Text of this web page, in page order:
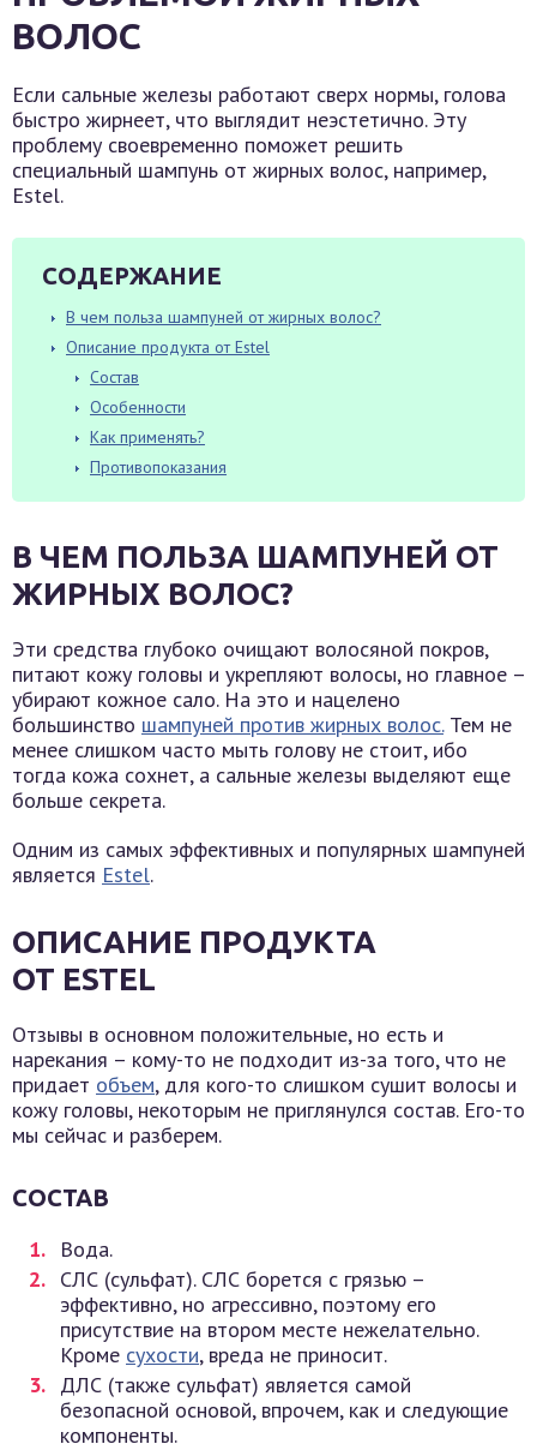
ВОЛОС
Если сальные железы работают сверх нормы, голова
быстро жирнеет, что выглядит неэстетично. Эту
проблему своевременно поможет решить
специальный шампунь от жирных волос, например,
Estel.
СОДЕРЖАНИЕ
В чем польза шампуней от жирных волос?
Описание продукта от Estel
Состав
Особенности
Как применять?
Противопоказания
В ЧЕМ ПОЛЬЗА ШАМПУНЕЙ ОТ
ЖИРНЫХ ВОЛОС?
Эти средства глубоко очищают волосяной покров,
питают кожу головы и укрепляют волосы, но главное –
убирают кожное сало. На это и нацелено
большинство шампуней против жирных волос.Тем не
менее слишком часто мыть голову не стоит, ибо
тогда кожа сохнет, а сальные железы выделяют еще
больше секрета.
Одним из самых эффективных и популярных шампуней
является Estel.
ОПИСАНИЕ ПРОДУКТА
ОТ ESTEL
Отзывы в основном положительные, но есть и
нарекания – кому-то не подходит из-за того, что не
придает объем, для кого-то слишком сушит волосы и
кожу головы, некоторым не приглянулся состав. Его-то
мы сейчас и разберем.
СОСТАВ
Вода.
СЛС (сульфат). СЛС борется с грязью –
эффективно, но агрессивно, поэтому его
присутствие на втором месте нежелательно.
Кроме сухости, вреда не приносит.
ДЛС (также сульфат) является самой
безопасной основой, впрочем, как и следующие
компоненты.